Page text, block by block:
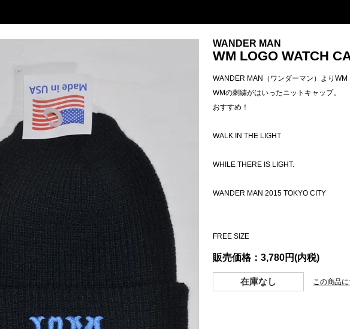
WANDER MAN
WM LOGO WATCH
WANDER MAN（ワンダーマン）よりWM
WMの刺繍がはいったニットキャップ。
おすすめ！
WALK IN THE LIGHT
WHILE THERE IS LIGHT.
WANDER MAN 2015 TOKYO CITY
FREE SIZE
販売価格：3,780円(内税)
在庫なし この商品